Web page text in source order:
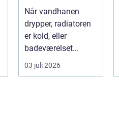
fagmand til
opgaven
Når vandhanen
drypper, radiatoren
er kold, eller
badeværelset
trænger til en
gennemgribende
03 juli 2026